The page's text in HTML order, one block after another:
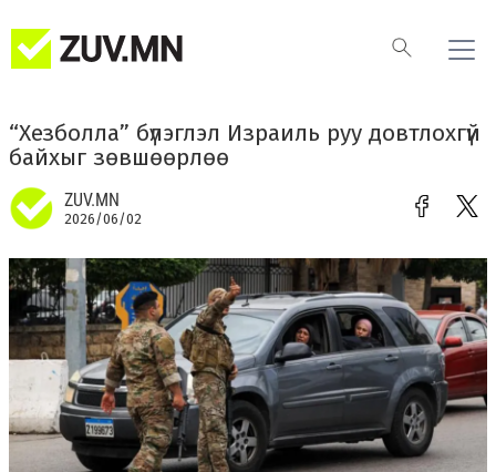
“Хезболла” бүлэглэл Израиль руу довтлохгүй
байхыг зөвшөөрлөө
ZUV.MN
2026/06/02